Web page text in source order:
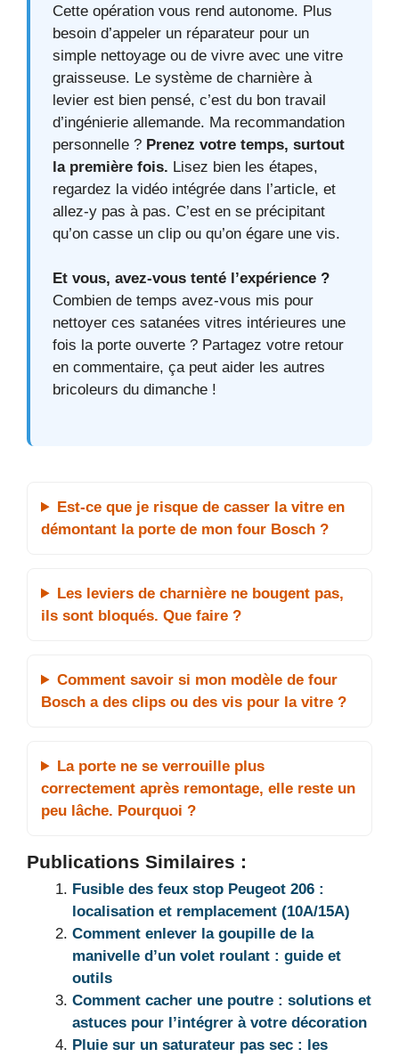
Cette opération vous rend autonome. Plus
besoin d’appeler un réparateur pour un
simple nettoyage ou de vivre avec une vitre
graisseuse. Le système de charnière à
levier est bien pensé, c’est du bon travail
d’ingénierie allemande. Ma recommandation
personnelle ? Prenez votre temps, surtout
la première fois. Lisez bien les étapes,
regardez la vidéo intégrée dans l’article, et
allez-y pas à pas. C’est en se précipitant
qu’on casse un clip ou qu’on égare une vis.
Et vous, avez-vous tenté l’expérience ?
Combien de temps avez-vous mis pour
nettoyer ces satanées vitres intérieures une
fois la porte ouverte ? Partagez votre retour
en commentaire, ça peut aider les autres
bricoleurs du dimanche !
Est-ce que je risque de casser la vitre en
démontant la porte de mon four Bosch ?
Les leviers de charnière ne bougent pas,
ils sont bloqués. Que faire ?
Comment savoir si mon modèle de four
Bosch a des clips ou des vis pour la vitre ?
La porte ne se verrouille plus
correctement après remontage, elle reste un
peu lâche. Pourquoi ?
Publications Similaires :
Fusible des feux stop Peugeot 206 :
localisation et remplacement (10A/15A)
Comment enlever la goupille de la
manivelle d’un volet roulant : guide et
outils
Comment cacher une poutre : solutions et
astuces pour l’intégrer à votre décoration
Pluie sur un saturateur pas sec : les